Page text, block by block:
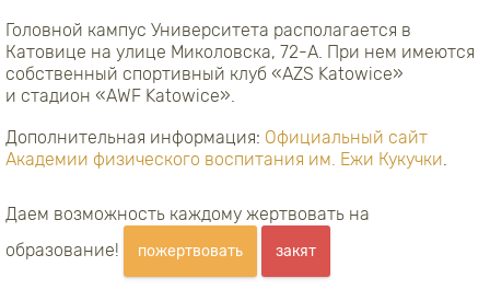
Головной кампус Университета располагается в
Катовице на улице Миколовска, 72-А. При нем имеются
собственный спортивный клуб «AZS Katowice»
и стадион «AWF Katowice».
Дополнительная информация: Официальный сайт
Академии физического воспитания им. Ежи Кукучки.
Даем возможность каждому жертвовать на
образование!
пожертвовать закят